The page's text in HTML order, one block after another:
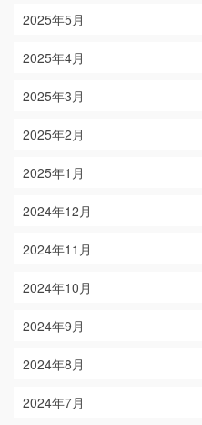
2025年5月
2025年4月
2025年3月
2025年2月
2025年1月
2024年12月
2024年11月
2024年10月
2024年9月
2024年8月
2024年7月